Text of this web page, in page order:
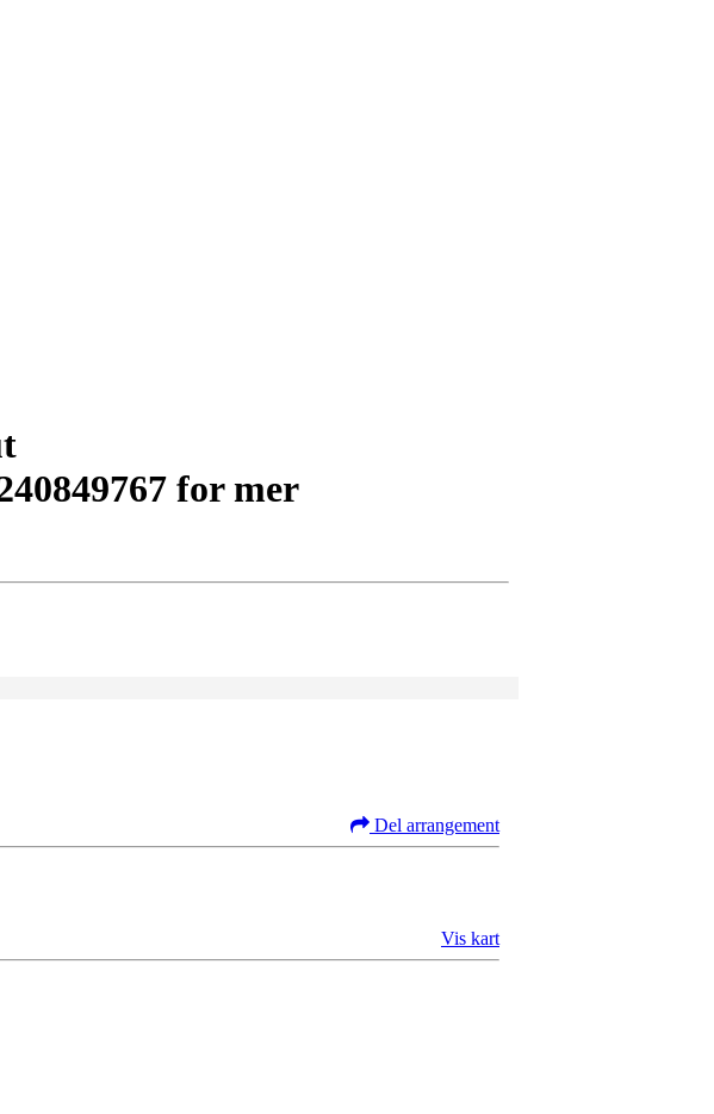
for mer
Del arrangement
Vis kart